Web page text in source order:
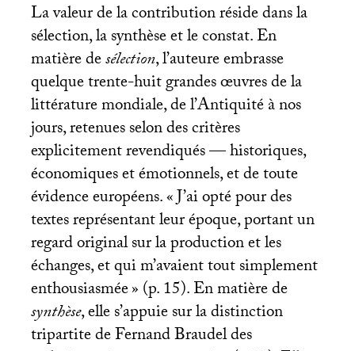
La valeur de la contribution réside dans la
sélection, la synthèse et le constat. En
matière desélection, l’auteure embrasse
quelque trente-huit grandes œuvres de la
littérature mondiale, de l’Antiquité à nos
jours, retenues selon des critères
explicitement revendiqués — historiques,
économiques et émotionnels, et de toute
évidence européens. «J’ai opté pour des
textes représentant leur époque, portant un
regard original sur la production et les
échanges, et qui m’avaient tout simplement
enthousiasmée» (p. 15). En matière de
synthèse, elle s’appuie sur la distinction
tripartite de Fernand Braudel des